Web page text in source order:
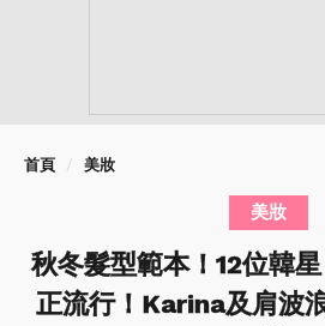
首頁 美妝
美妝
秋冬髮型範本！12位韓星
正流行！Karina及肩波